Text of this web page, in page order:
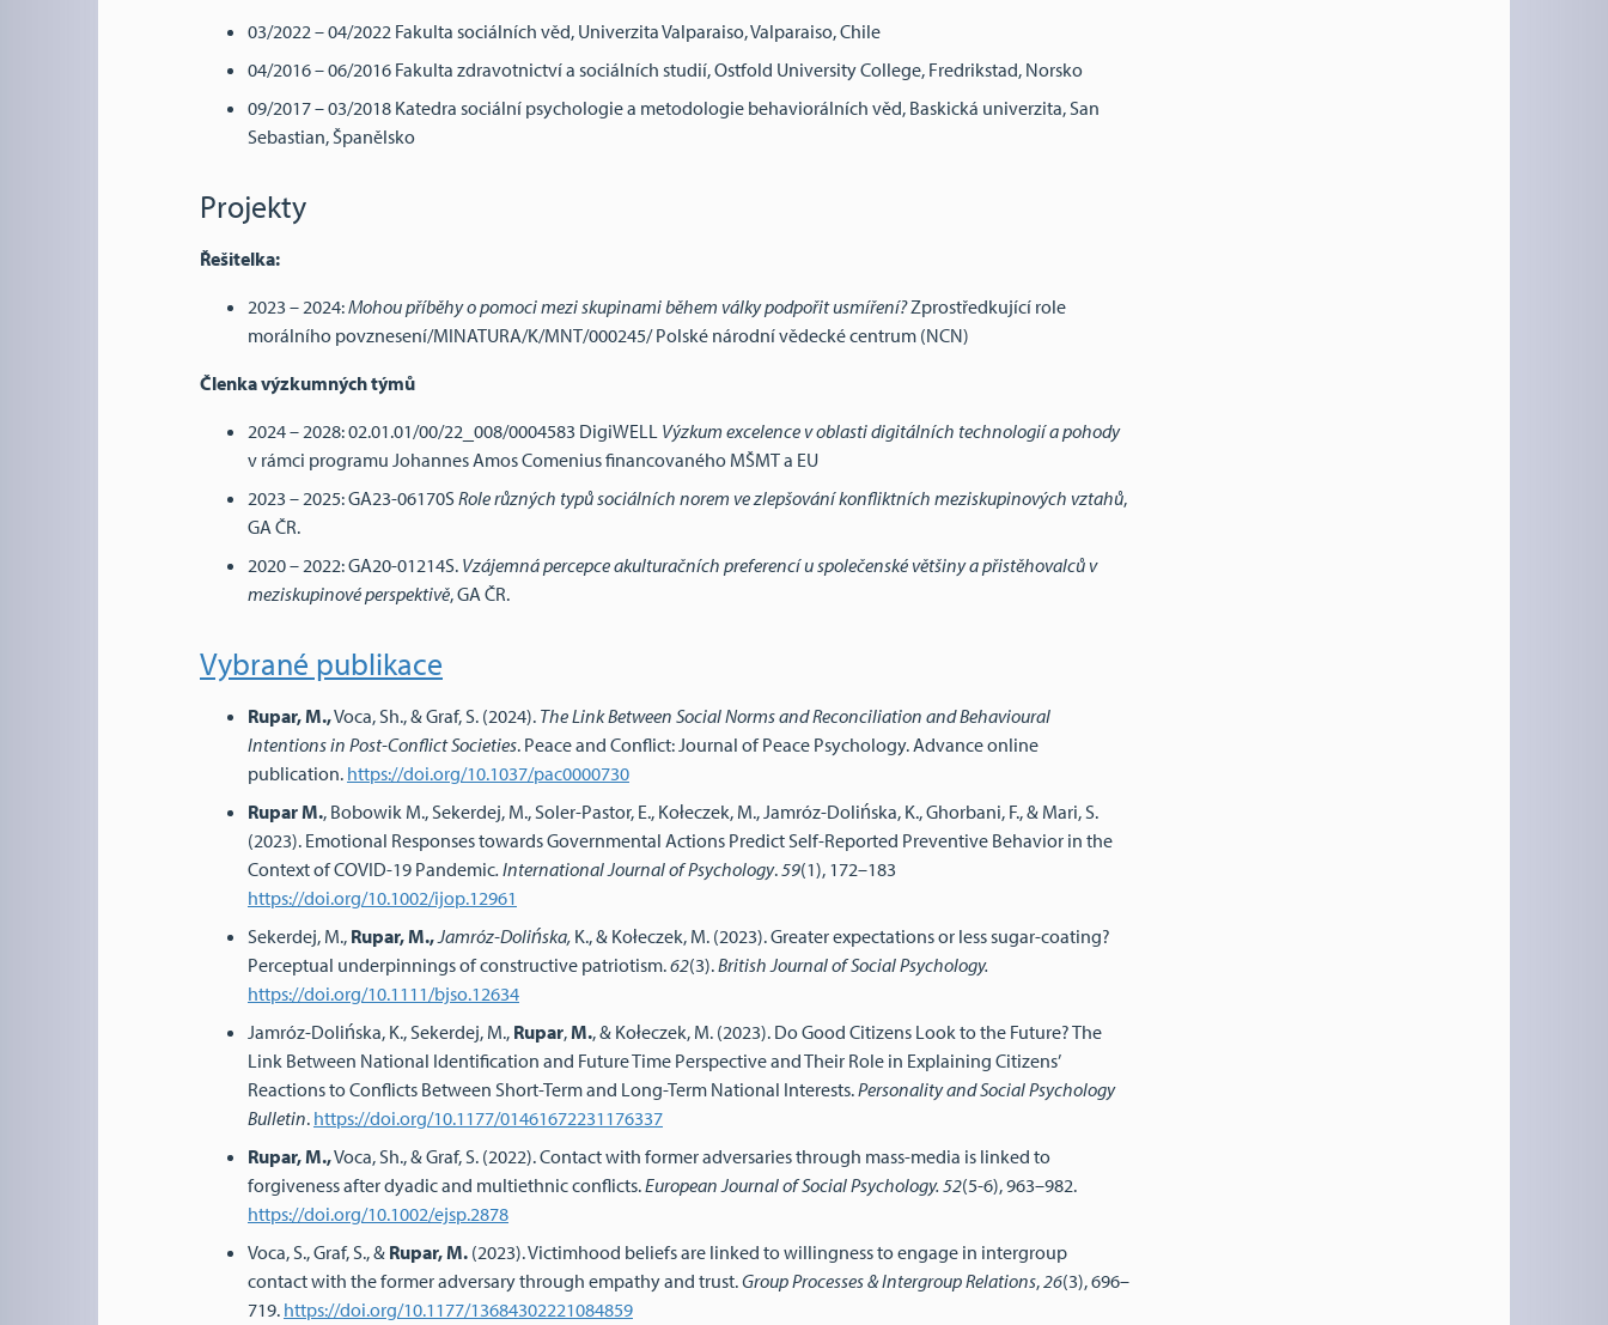
03/2022 – 04/2022 Fakulta sociálních věd, Univerzita Valparaiso, Valparaiso, Chile
04/2016 – 06/2016 Fakulta zdravotnictví a sociálních studií, Ostfold University College, Fredrikstad, Norsko
09/2017 – 03/2018 Katedra sociální psychologie a metodologie behaviorálních věd, Baskická univerzita, San
Sebastian, Španělsko
Projekty
Řešitelka:
2023 – 2024:Mohou příběhy o pomoci mezi skupinami během války podpořit usmíření?Zprostředkující role
morálního povznesení/MINATURA/K/MNT/000245/ Polské národní vědecké centrum (NCN)
Členka výzkumných týmů
2024 – 2028: 02.01.01/00/22_008/0004583 DigiWELL Výzkum excelence v oblasti digitálních technologií a pohody
v rámci programu Johannes Amos Comenius financovaného MŠMT a EU
2023 – 2025: GA23-06170SRole různých typů sociálních norem ve zlepšování konfliktních meziskupinových vztahů,
GA ČR.
2020 – 2022: GA20-01214S. Vzájemná percepce akulturačních preferencí u společenské většiny a přistěhovalců v
meziskupinové perspektivě, GA ČR.
Vybrané publikace
Rupar, M.,Voca, Sh., & Graf, S. (2024). The Link Between Social Norms and Reconciliation and Behavioural
Intentions in Post-Conflict Societies. Peace and Conflict: Journal of Peace Psychology. Advance online
publication. https://doi.org/10.1037/pac0000730
Rupar M., Bobowik M., Sekerdej, M., Soler-Pastor, E., Kołeczek, M., Jamróz-Dolińska, K., Ghorbani, F., & Mari, S.
(2023). Emotional Responses towards Governmental Actions Predict Self-Reported Preventive Behavior in the
Context of COVID-19 Pandemic. International Journal of Psychology.59(1), 172–183
https://doi.org/10.1002/ijop.12961
Sekerdej, M., Rupar, M.,Jamróz-Dolińska, K., & Kołeczek, M. (2023). Greater expectations or less sugar-coating?
Perceptual underpinnings of constructive patriotism.62(3).British Journal of Social Psychology.
https://doi.org/10.1111/bjso.12634
Jamróz-Dolińska, K., Sekerdej, M., Rupar,M., & Kołeczek, M. (2023). Do Good Citizens Look to the Future? The
Link Between National Identification and Future Time Perspective and Their Role in Explaining Citizens’
Reactions to Conflicts Between Short-Term and Long-Term National Interests.Personality and Social Psychology
Bulletin. https://doi.org/10.1177/01461672231176337
Rupar, M.,Voca, Sh., & Graf, S. (2022). Contact with former adversaries through mass-media is linked to
forgiveness after dyadic and multiethnic conflicts.European Journal of Social Psychology. 52(5-6), 963–982.
https://doi.org/10.1002/ejsp.2878
Voca, S., Graf, S., & Rupar, M. (2023). Victimhood beliefs are linked to willingness to engage in intergroup
contact with the former adversary through empathy and trust.Group Processes & Intergroup Relations,26(3), 696–
719. https://doi.org/10.1177/13684302221084859